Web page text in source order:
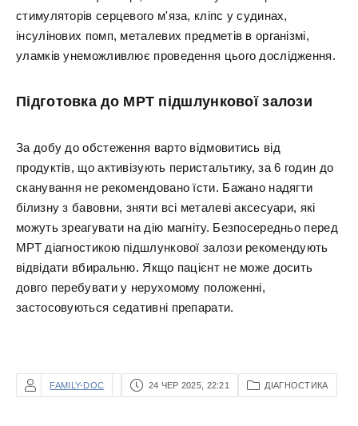
стимуляторів серцевого м'яза, кліпс у судинах,
інсулінових помп, металевих предметів в організмі,
уламків унеможливлює проведення цього дослідження.
Підготовка до МРТ підшлункової залози
За добу до обстеження варто відмовитись від
продуктів, що активізують перистальтику, за 6 годин до
сканування не рекомендовано їсти. Бажано надягти
білизну з бавовни, зняти всі металеві аксесуари, які
можуть зреагувати на дію магніту. Безпосередньо перед
МРТ діагностикою підшлункової залози рекомендують
відвідати вбиральню. Якщо пацієнт не може досить
довго перебувати у нерухомому положенні,
застосовуються седативні препарати.
FAMILY-DOC 24 ЧЕР 2025, 22:21 ДІАГНОСТИКА